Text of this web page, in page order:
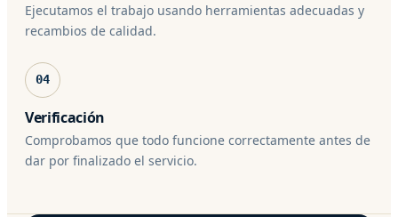
Ejecutamos el trabajo usando herramientas adecuadas y
recambios de calidad.
04
Verificación
Comprobamos que todo funcione correctamente antes de
dar por finalizado el servicio.